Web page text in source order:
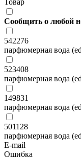
Сообщить о любой
542276
парфюмерная вода
523408
парфюмерная вода
149831
парфюмерная вода
501128
парфюмерная вода
E-mail
Ошибка